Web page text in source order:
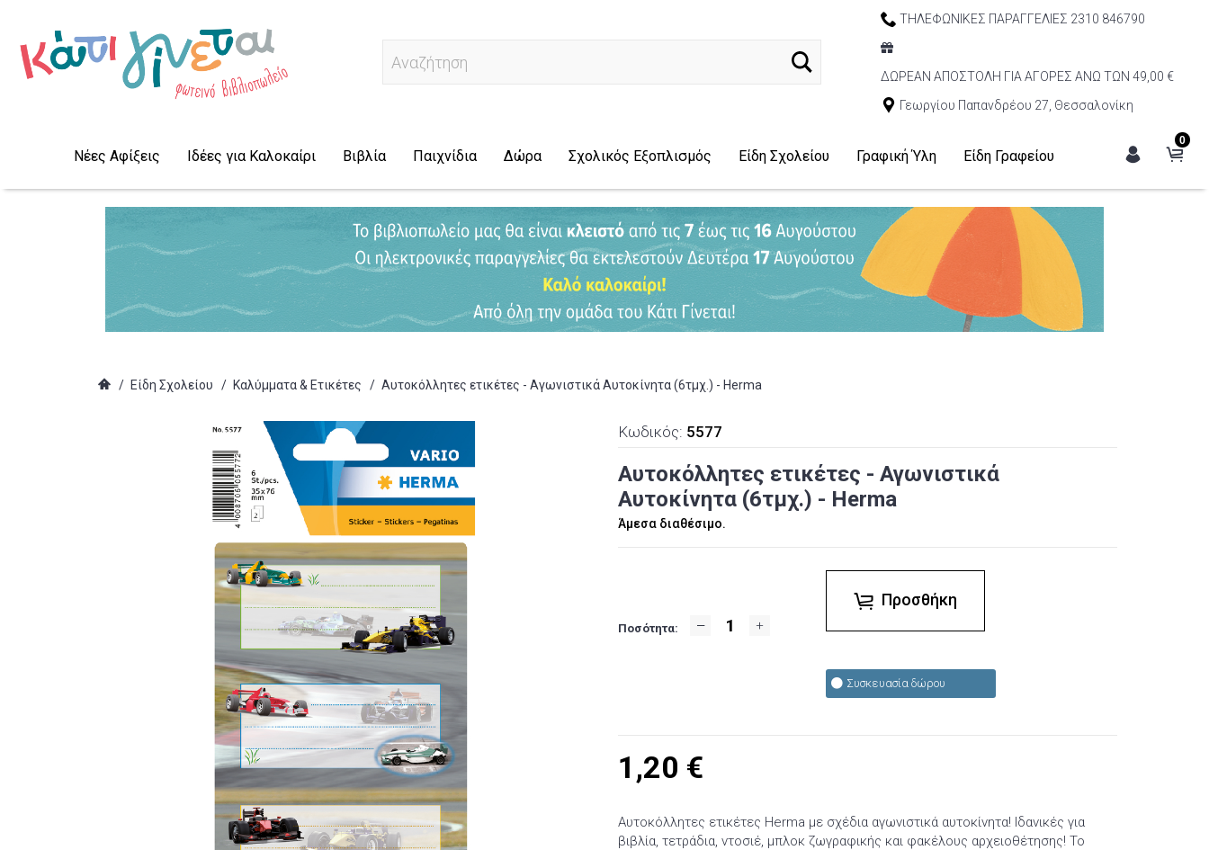
Αναζήτηση...
ΤΗΛΕΦΩΝΙΚΕΣ ΠΑΡΑΓΓΕΛΙΕΣ 2310 846790
ΔΩΡΕΑΝ ΑΠΟΣΤΟΛΗ ΓΙΑ ΑΓΟΡΕΣ ΑΝΩ ΤΩΝ 49,00 €
Γεωργίου Παπανδρέου 27, Θεσσαλονίκη
0
Νέες Αφίξεις Ιδέες για Καλοκαίρι Βιβλία Παιχνίδια Δώρα Σχολικός Εξοπλισμός Είδη Σχολείου Γραφική Ύλη Είδη Γραφείου
/ Είδη Σχολείου / Καλύμματα & Ετικέτες / Αυτοκόλλητες ετικέτες - Αγωνιστικά Αυτοκίνητα (6τμχ.) - Herma
Κωδικός: 5577
Αυτοκόλλητες ετικέτες - Αγωνιστικά
Αυτοκίνητα (6τμχ.) - Herma
Άμεσα διαθέσιμο.
Ποσότητα:
Προσθήκη
Συσκευασία δώρου
1,20 €
Αυτοκόλλητες ετικέτες Herma με σχέδια αγωνιστικά αυτοκίνητα! Ιδανικές για
βιβλία, τετράδια, ντοσιέ, μπλοκ ζωγραφικής και φακέλους αρχειοθέτησης! Το